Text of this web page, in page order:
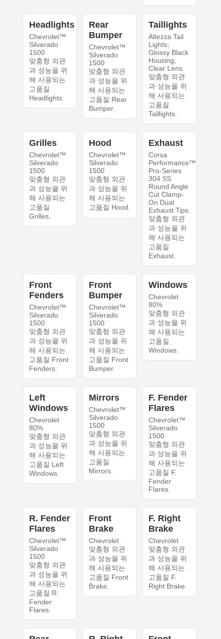
Headlights
Chevrolet™
Silverado
1500
맞춤형 외관
과 성능을 위
해 사용되는
고품질
Headlights.
Rear
Bumper
Chevrolet™
Silverado
1500
맞춤형 외관
과 성능을 위
해 사용되는
고품질 Rear
Bumper.
Taillights
Altezza Tail
Lights;
Glossy Black
Housing;
Clear Lens
맞춤형 외관
과 성능을 위
해 사용되는
고품질
Taillights.
Grilles
Chevrolet™
Silverado
1500
맞춤형 외관
과 성능을 위
해 사용되는
고품질
Grilles.
Hood
Chevrolet™
Silverado
1500
맞춤형 외관
과 성능을 위
해 사용되는
고품질 Hood.
Exhaust
Corsa
Performance™
Pro-Series
304 SS
Round Angle
Cut Clamp-
On Dual
Exhaust Tips
맞춤형 외관
과 성능을 위
해 사용되는
고품질
Exhaust.
Front
Fenders
Chevrolet™
Silverado
1500
맞춤형 외관
과 성능을 위
해 사용되는
고품질 Front
Fenders.
Front
Bumper
Chevrolet™
Silverado
1500
맞춤형 외관
과 성능을 위
해 사용되는
고품질 Front
Bumper.
Windows
Chevrolet
80%
맞춤형 외관
과 성능을 위
해 사용되는
고품질
Windows.
Left
Windows
Chevrolet
80%
맞춤형 외관
과 성능을 위
해 사용되는
고품질 Left
Windows.
Mirrors
Chevrolet™
Silverado
1500
맞춤형 외관
과 성능을 위
해 사용되는
고품질
Mirrors.
F. Fender
Flares
Chevrolet™
Silverado
1500
맞춤형 외관
과 성능을 위
해 사용되는
고품질 F.
Fender
Flares.
R. Fender
Flares
Chevrolet™
Silverado
1500
맞춤형 외관
과 성능을 위
해 사용되는
고품질 R.
Fender
Flares.
Front
Brake
Chevrolet
맞춤형 외관
과 성능을 위
해 사용되는
고품질 Front
Brake.
F. Right
Brake
Chevrolet
맞춤형 외관
과 성능을 위
해 사용되는
고품질 F.
Right Brake.